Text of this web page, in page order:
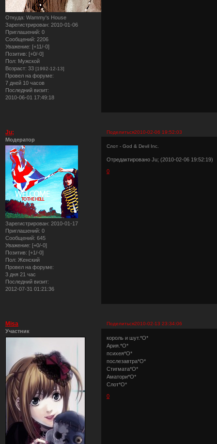
Откуда: Wammy's House
Зарегистрирован: 2010-01-06
Приглашений: 0
Сообщений: 2206
Уважение: [+11/-0]
Позитив: [+0/-0]
Пол: Мужской
Возраст: 33 [1992-12-13]
Провел на форуме:
7 дней 10 часов
Последний визит:
2010-06-01 17:49:18
Поделиться2010-02-06 19:52:03
Ju;
Модератор
Зарегистрирован: 2010-01-17
Приглашений: 0
Сообщений: 645
Уважение: [+0/-0]
Позитив: [+1/-0]
Пол: Женский
Провел на форуме:
3 дня 21 час
Последний визит:
2012-07-31 01:21:36
Слот - God & Devil Inc.
Отредактировано Ju; (2010-02-06 19:52:19)
0
Поделиться2010-02-13 23:34:06
Misa
Участник
король и шут.*О*
Ария.*О*
психея*О*
послезавтра*О*
Стигмата*О*
Аматори*О*
Слот*О*
0